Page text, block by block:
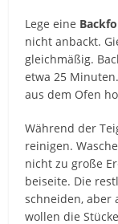
Lege eine
nicht anbackt.
gleichmäßig.
etwa 25
aus dem Ofen
Während der
reinigen.
nicht zu große
beiseite. Die
schneiden, aber
wollen die